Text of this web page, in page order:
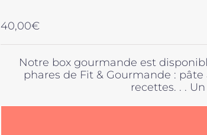
40,00€
Notre box gourmande est
phares de Fit & Gourmande :
recettes. . .